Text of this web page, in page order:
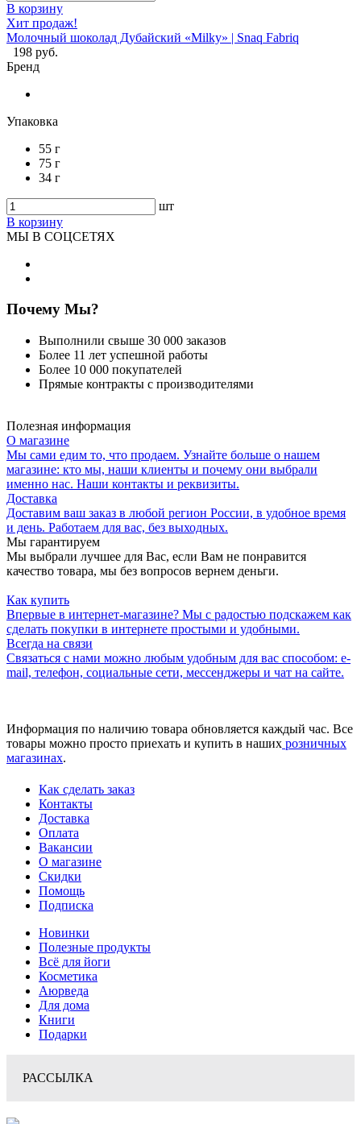
В корзину
Хит продаж!
Молочный шоколад Дубайский «Milky» | Snaq Fabriq
198 руб.
Бренд
Упаковка
55 г
75 г
34 г
шт
В корзину
МЫ В СОЦСЕТЯХ
Почему Мы?
Выполнили свыше 30 000 заказов
Более 11 лет успешной работы
Более 10 000 покупателей
Прямые контракты с производителями
Полезная информация
О магазине
Мы сами едим то, что продаем. Узнайте больше о нашем
магазине: кто мы, наши клиенты и почему они выбрали
именно нас. Наши контакты и реквизиты.
Доставка
Доставим ваш заказ в любой регион России, в удобное время
и день. Работаем для вас, без выходных.
Мы гарантируем
Мы выбрали лучшее для Вас, если Вам не понравится
качество товара, мы без вопросов вернем деньги.
Как купить
Впервые в интернет-магазине? Мы с радостью подскажем как
сделать покупки в интернете простыми и удобными.
Всегда на связи
Связаться с нами можно любым удобным для вас способом: e-
mail, телефон, социальные сети, мессенджеры и чат на сайте.
Информация по наличию товара обновляется каждый час. Все
товары можно просто приехать и купить в наших розничных
магазинах.
Как сделать заказ
Контакты
Доставка
Оплата
Вакансии
О магазине
Скидки
Помощь
Подписка
Новинки
Полезные продукты
Всё для йоги
Косметика
Аюрведа
Для дома
Книги
Подарки
РАССЫЛКА